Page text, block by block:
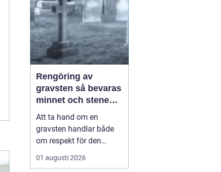
Rengöring av
gravsten så bevaras
minnet och stenen
håller längre
Att ta hand om en
gravsten handlar både
om respekt för den
avlidna och om att
bevara en viktig plats för
01 augusti 2026